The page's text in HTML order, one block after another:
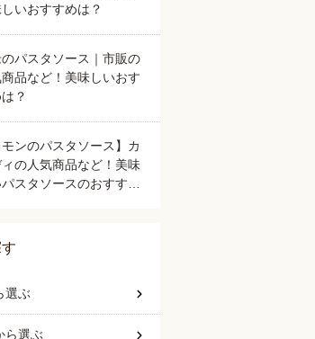
いおすすめは？
パスタソース｜市販の
商品など！美味しいおす
？
モンのパスタソース】カ
ィの人気商品など！美味
パスタソースのおすすめ
選ぶ
ら選ぶ